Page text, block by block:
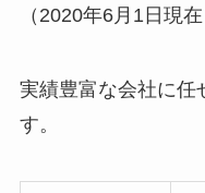
（2020年6月1日現在
実績豊富な会社に任
す。